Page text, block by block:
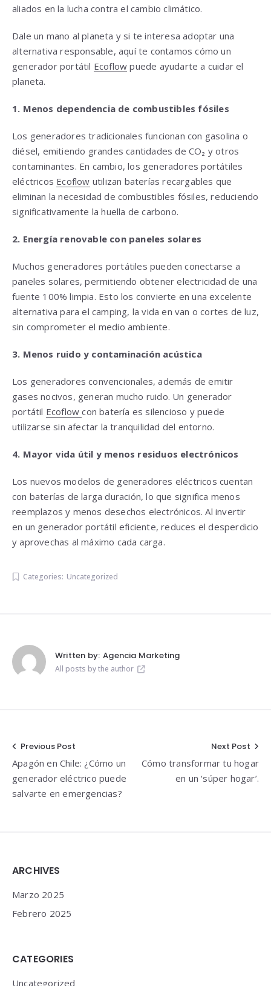
aliados en la lucha contra el cambio climático.
Dale un mano al planeta y si te interesa adoptar una
alternativa responsable, aquí te contamos cómo un
generador portátil Ecoflow puede ayudarte a cuidar el
planeta.
1. Menos dependencia de combustibles fósiles
Los generadores tradicionales funcionan con gasolina o
diésel, emitiendo grandes cantidades de CO₂ y otros
contaminantes. En cambio, los generadores portátiles
eléctricos Ecoflow utilizan baterías recargables que
eliminan la necesidad de combustibles fósiles, reduciendo
significativamente la huella de carbono.
2. Energía renovable con paneles solares
Muchos generadores portátiles pueden conectarse a
paneles solares, permitiendo obtener electricidad de una
fuente 100% limpia. Esto los convierte en una excelente
alternativa para el camping, la vida en van o cortes de luz,
sin comprometer el medio ambiente.
3. Menos ruido y contaminación acústica
Los generadores convencionales, además de emitir
gases nocivos, generan mucho ruido. Un generador
portátil Ecoflowcon batería es silencioso y puede
utilizarse sin afectar la tranquilidad del entorno.
4. Mayor vida útil y menos residuos electrónicos
Los nuevos modelos de generadores eléctricos cuentan
con baterías de larga duración, lo que significa menos
reemplazos y menos desechos electrónicos. Al invertir
en un generador portátil eficiente, reduces el desperdicio
y aprovechas al máximo cada carga.
Categories: Uncategorized
Written by: Agencia Marketing
All posts by the author
Navegación
de
entradas
Previous Post
Apagón en Chile: ¿Cómo un
generador eléctrico puede
salvarte en emergencias?
Next Post
Cómo transformar tu hogar
en un ‘súper hogar’.
Widgets
ARCHIVES
Marzo 2025
Febrero 2025
CATEGORIES
Uncategorized